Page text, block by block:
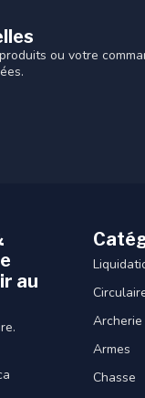
ou votre
au
Archerie
Armes
Chasse